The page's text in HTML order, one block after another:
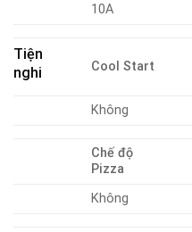
10A
Tiện
nghi
Cool Start
Không
Chế độ
Pizza
Không